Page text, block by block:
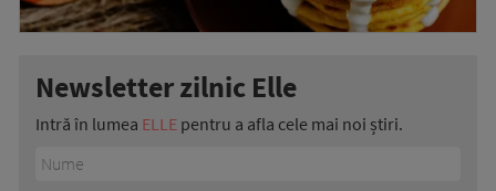
Newsletter zilnic Elle
Intră în lumea ELLE pentru a afla cele mai noi știri.